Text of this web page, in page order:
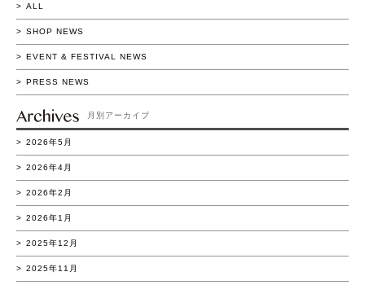
ALL
SHOP NEWS
EVENT & FESTIVAL NEWS
PRESS NEWS
月別アーカイブ
2026年5月
2026年4月
2026年2月
2026年1月
2025年12月
2025年11月